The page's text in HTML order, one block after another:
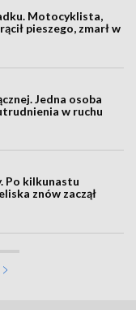
Motocyklista,
pieszego, zmarł w
Jedna osoba
w ruchu
Po kilkunastu
znów zaczął